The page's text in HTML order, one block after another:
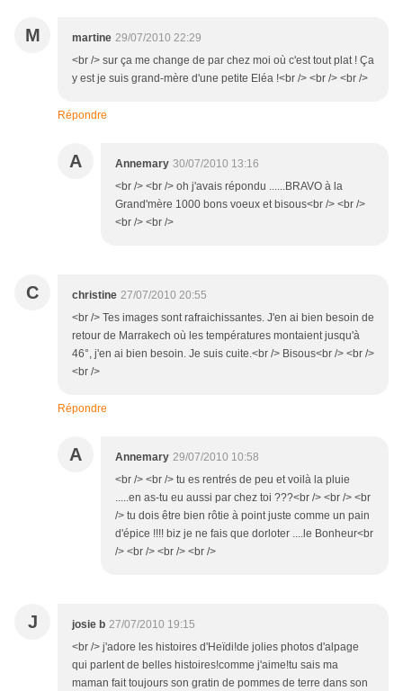
M martine 29/07/2010 22:29
<br /> sur ça me change de par chez moi où c'est tout plat ! Ça
y est je suis grand-mère d'une petite Eléa !<br /> <br /> <br />
Répondre
A Annemary 30/07/2010 13:16
<br /> <br /> oh j'avais répondu ......BRAVO à la
Grand'mère 1000 bons voeux et bisous<br /> <br />
<br /> <br />
C christine 27/07/2010 20:55
<br /> Tes images sont rafraichissantes. J'en ai bien besoin de
retour de Marrakech où les températures montaient jusqu'à
46°, j'en ai bien besoin. Je suis cuite.<br /> Bisous<br /> <br />
<br />
Répondre
A Annemary 29/07/2010 10:58
<br /> <br /> tu es rentrés de peu et voilà la pluie
.....en as-tu eu aussi par chez toi ???<br /> <br /> <br
/> tu dois être bien rôtie à point juste comme un pain
d'épice !!!! biz je ne fais que dorloter ....le Bonheur<br
/> <br /> <br /> <br />
J josie b 27/07/2010 19:15
<br /> j'adore les histoires d'Heïdi!de jolies photos d'alpage
qui parlent de belles histoires!comme j'aime!tu sais ma
maman fait toujours son gratin de pommes de terre dans son